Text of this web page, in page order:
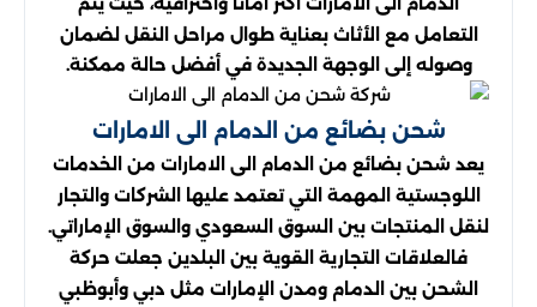
التعامل مع الأثاث بعناية طوال مراحل النقل لضمان
وصوله إلى الوجهة الجديدة في أفضل حالة ممكنة.
شحن بضائع من الدمام الى الامارات
يعد شحن بضائع من الدمام الى الامارات من الخدمات
اللوجستية المهمة التي تعتمد عليها الشركات والتجار
لنقل المنتجات بين السوق السعودي والسوق الإماراتي.
فالعلاقات التجارية القوية بين البلدين جعلت حركة
الشحن بين الدمام ومدن الإمارات مثل دبي وأبوظبي